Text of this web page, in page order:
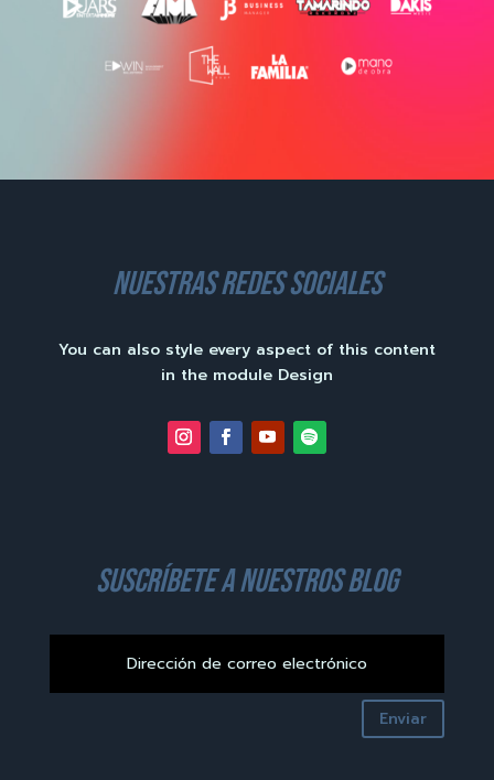
nuestras redes sociales
You can also style every aspect of this content
in the module Design
suscríbete a nuestros blog
Enviar